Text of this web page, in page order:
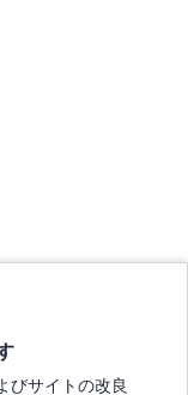
びサイトの改良